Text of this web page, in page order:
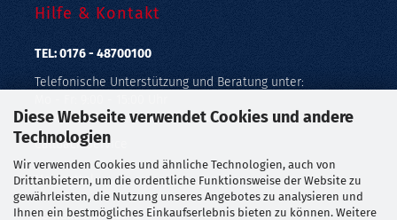
Diese Webseite verwendet Cookies und andere
Technologien
Wir verwenden Cookies und ähnliche Technologien, auch von
Drittanbietern, um die ordentliche Funktionsweise der Website zu
gewährleisten, die Nutzung unseres Angebotes zu analysieren und
Ihnen ein bestmögliches Einkaufserlebnis bieten zu können. Weitere
Hilfe & Kontakt
TEL: 0176 - 48700100
Telefonische Unterstützung und Beratung unter:
Geprüfter Online Shop mit Geld-zurück-Garantie.
Callback Service
Merkzettel
Kontaktformular